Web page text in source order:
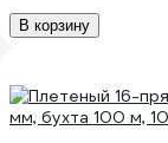
В корзину